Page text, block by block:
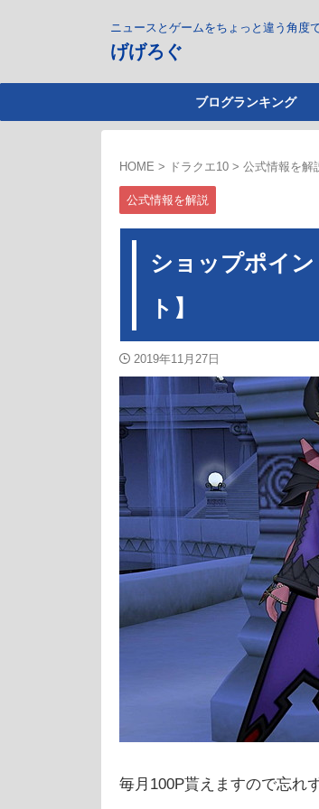
ニュースとゲームをちょっと違う角度
げげろぐ
ブログランキング
HOME > ドラクエ10 > 公式情報を解
公式情報を解説
ショップポイ
ト】
2019年11月27日
毎月100P貰えますので忘れ